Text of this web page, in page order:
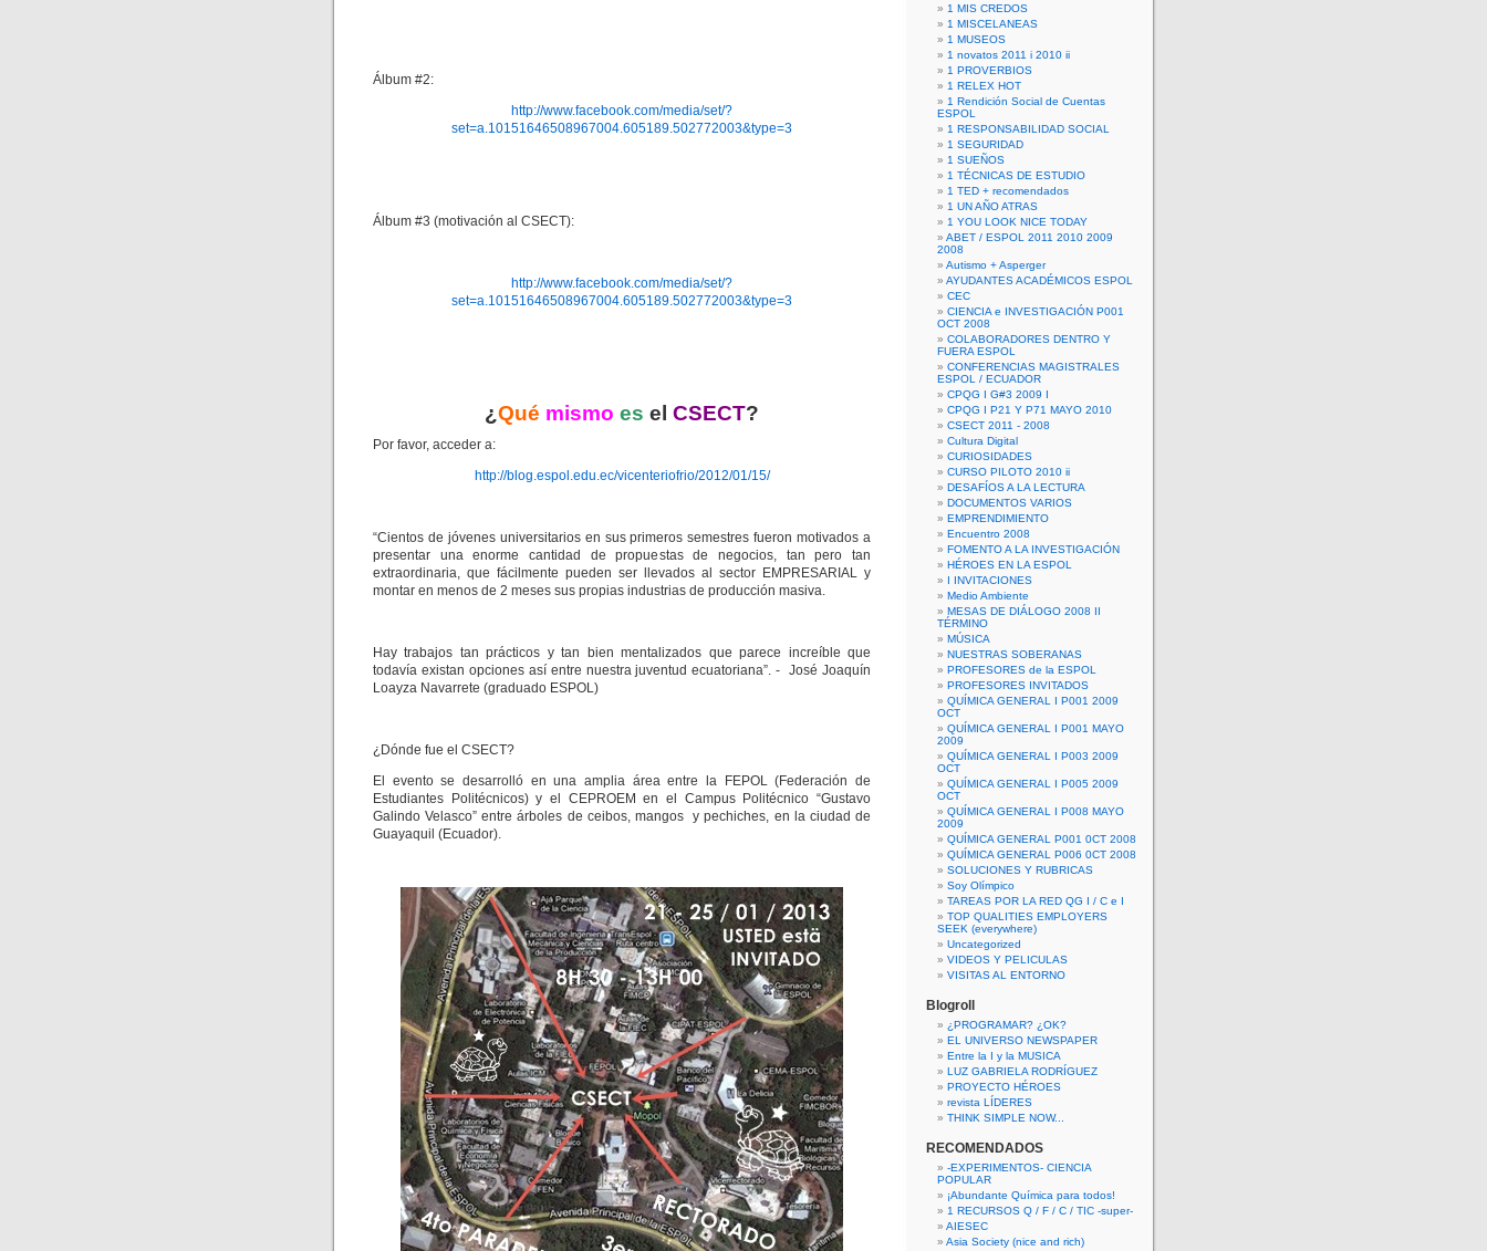
Álbum #2:
http://www.facebook.com/media/set/?
set=a.10151646508967004.605189.502772003&type=3
Álbum #3 (motivación al CSECT):
http://www.facebook.com/media/set/?
set=a.10151646508967004.605189.502772003&type=3
¿Qué mismo es el CSECT?
Por favor, acceder a:
http://blog.espol.edu.ec/vicenteriofrio/2012/01/15/
“Cientos de jóvenes universitarios en sus primeros semestres fueron motivados a
presentar una enorme cantidad de propuestas de negocios, tan pero tan
extraordinaria, que fácilmente pueden ser llevados al sector EMPRESARIAL y
montar en menos de 2 meses sus propias industrias de producción masiva.
Hay trabajos tan prácticos y tan bien mentalizados que parece increíble que
todavía existan opciones así entre nuestra juventud ecuatoriana”. - José Joaquín
Loayza Navarrete (graduado ESPOL)
¿Dónde fue el CSECT?
El evento se desarrolló en una amplia área entre la FEPOL (Federación de
Estudiantes Politécnicos) y el CEPROEM en el Campus Politécnico “Gustavo
Galindo Velasco” entre árboles de ceibos, mangos y pechiches, en la ciudad de
Guayaquil (Ecuador).
1 MIS CREDOS
1 MISCELANEAS
1 MUSEOS
1 novatos 2011 i 2010 ii
1 PROVERBIOS
1 RELEX HOT
1 Rendición Social de Cuentas
ESPOL
1 RESPONSABILIDAD SOCIAL
1 SEGURIDAD
1 SUEÑOS
1 TÉCNICAS DE ESTUDIO
1 TED + recomendados
1 UN AÑO ATRAS
1 YOU LOOK NICE TODAY
ABET / ESPOL 2011 2010 2009
2008
Autismo + Asperger
AYUDANTES ACADÉMICOS ESPOL
CEC
CIENCIA e INVESTIGACIÓN P001
OCT 2008
COLABORADORES DENTRO Y
FUERA ESPOL
CONFERENCIAS MAGISTRALES
ESPOL / ECUADOR
CPQG I G#3 2009 I
CPQG I P21 Y P71 MAYO 2010
CSECT 2011 - 2008
Cultura Digital
CURIOSIDADES
CURSO PILOTO 2010 ii
DESAFÍOS A LA LECTURA
DOCUMENTOS VARIOS
EMPRENDIMIENTO
Encuentro 2008
FOMENTO A LA INVESTIGACIÓN
HÉROES EN LA ESPOL
I INVITACIONES
Medio Ambiente
MESAS DE DIÁLOGO 2008 II
TÉRMINO
MÚSICA
NUESTRAS SOBERANAS
PROFESORES de la ESPOL
PROFESORES INVITADOS
QUÍMICA GENERAL I P001 2009
OCT
QUÍMICA GENERAL I P001 MAYO
2009
QUÍMICA GENERAL I P003 2009
OCT
QUÍMICA GENERAL I P005 2009
OCT
QUÍMICA GENERAL I P008 MAYO
2009
QUÍMICA GENERAL P001 0CT 2008
QUÍMICA GENERAL P006 0CT 2008
SOLUCIONES Y RUBRICAS
Soy Olímpico
TAREAS POR LA RED QG I / C e I
TOP QUALITIES EMPLOYERS
SEEK (everywhere)
Uncategorized
VIDEOS Y PELICULAS
VISITAS AL ENTORNO
Blogroll
¿PROGRAMAR? ¿OK?
EL UNIVERSO NEWSPAPER
Entre la I y la MUSICA
LUZ GABRIELA RODRÍGUEZ
PROYECTO HÉROES
revista LÍDERES
THINK SIMPLE NOW...
RECOMENDADOS
-EXPERIMENTOS- CIENCIA
POPULAR
¡Abundante Química para todos!
1 RECURSOS Q / F / C / TIC -super-
AIESEC
Asia Society (nice and rich)